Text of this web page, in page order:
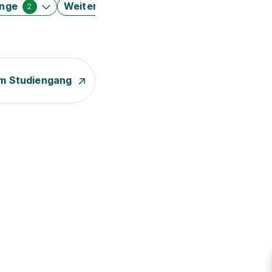
2 Weitere Filter
Studiengang